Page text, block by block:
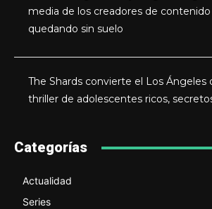
media de los creadores de
quedando sin suelo
The Shards convierte el Los Ángeles
thriller de adolescentes ricos,
Categorías
Actualidad
Series